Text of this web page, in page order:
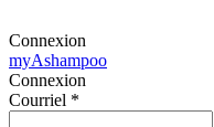
Connexion
myAshampoo
Connexion
Courriel *